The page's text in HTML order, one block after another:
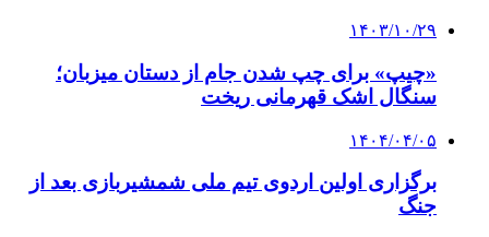
۱۴۰۳/۱۰/۲۹
«چیپ» برای چپ شدن جام از دستان میزبان؛
سنگال اشک قهرمانی ریخت
۱۴۰۴/۰۴/۰۵
برگزاری اولین اردوی تیم ملی شمشیربازی بعد از
جنگ